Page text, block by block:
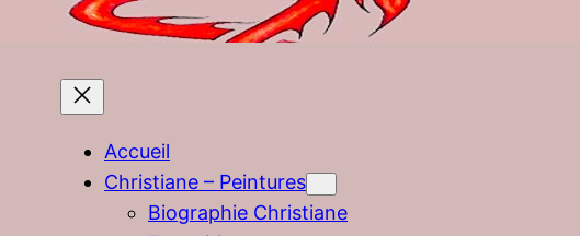
Accueil
Christiane – Peintures
Biographie Christiane